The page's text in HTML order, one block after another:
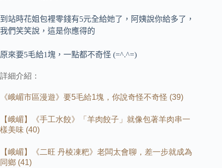
到站時花姐包裡零錢有5元全給她了，阿姨說你給多了，
我們笑笑說，這是你應得的
原來要5毛給1塊，一點都不奇怪 (=^.^=)
詳細介紹：
《峨嵋市區漫遊》要5毛給1塊，你說奇怪不奇怪 (39)
【峨嵋】《手工水餃》「羊肉餃子」就像包著羊肉串一
樣美味 (40)
【峨嵋】《二旺 丹棱凍粑》老闆太會聊，差一步就成為
同鄉 (41)